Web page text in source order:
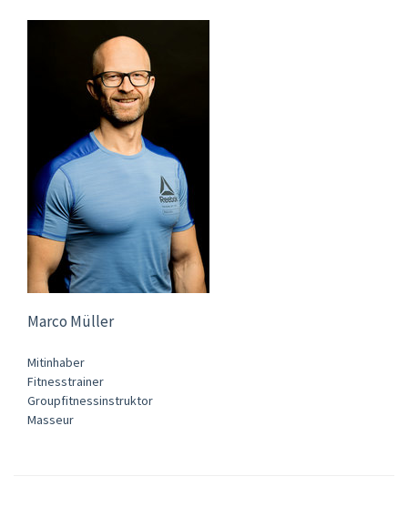
Marco Müller
Mitinhaber
Fitnesstrainer
Groupfitnessinstruktor
Masseur